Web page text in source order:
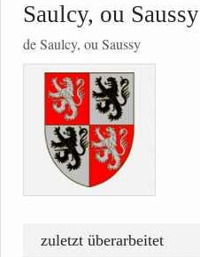
Saulcy, ou Saussy
de Saulcy, ou Saussy
zuletzt überarbeitet